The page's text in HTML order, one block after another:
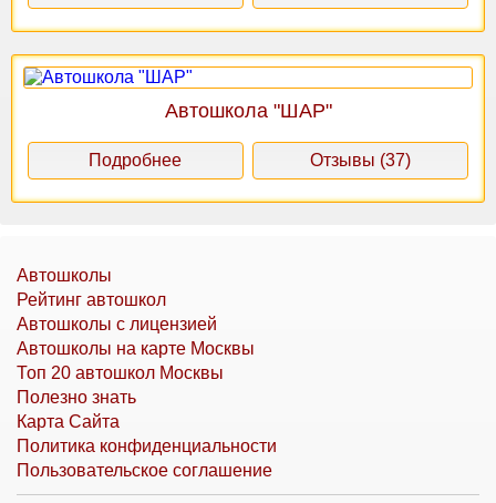
Автошкола "ШАР"
Подробнее Отзывы (37)
Автошколы
Рейтинг автошкол
Автошколы с лицензией
Автошколы на карте Москвы
Топ 20 автошкол Москвы
Полезно знать
Карта Сайта
Политика конфиденциальности
Пользовательское соглашение